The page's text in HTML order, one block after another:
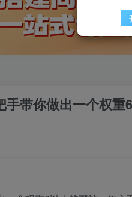
带你做出一个权